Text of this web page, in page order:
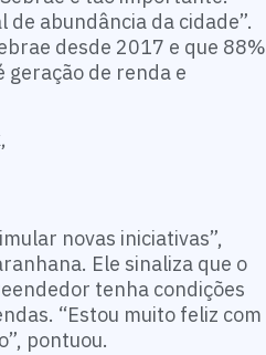
abundância da cidade”.
desde 2017 e que 88%
geração de renda e
novas iniciativas”,
Ele sinaliza que o
tenha condições
“Estou muito feliz com
pontuou.